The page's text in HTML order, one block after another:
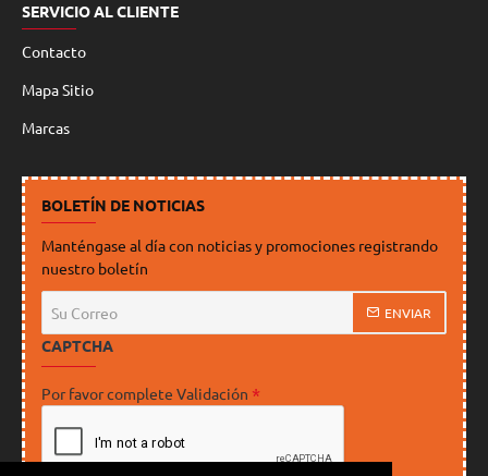
SERVICIO AL CLIENTE
Contacto
Mapa Sitio
Marcas
BOLETÍN DE NOTICIAS
Manténgase al día con noticias y promociones registrando
nuestro boletín
Correo
ENVIAR
CAPTCHA
Por favor complete Validación